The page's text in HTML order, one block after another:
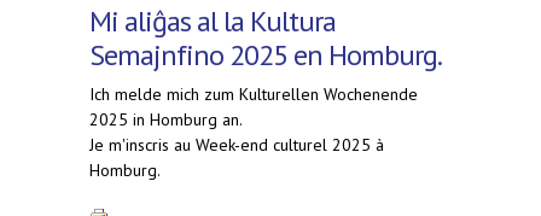
Mi aliĝas al la Kultura
Semajnfino 2025 en Homburg.
Ich melde mich zum Kulturellen Wochenende
2025 in Homburg an.
Je m'inscris au Week-end culturel 2025 à
Homburg.